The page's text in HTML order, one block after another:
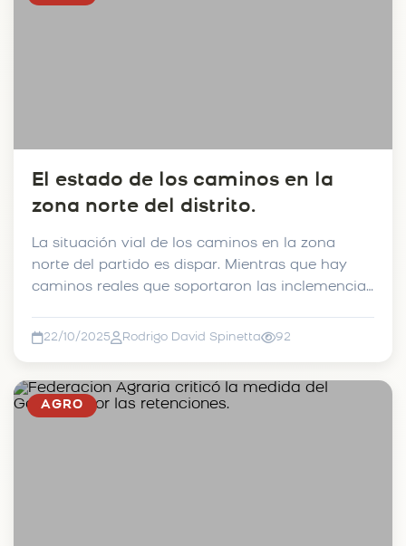
El estado de los caminos en la
zona norte del distrito.
La situación vial de los caminos en la zona
norte del partido es dispar. Mientras que hay
caminos reales que soportaron las inclemencias
22/10/2025 Rodrigo David Spinetta 92
AGRO